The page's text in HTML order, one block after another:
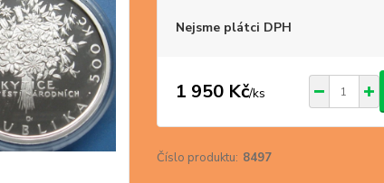
Nejsme plátci DPH
1 950 Kč/ks
Číslo produktu: 8497